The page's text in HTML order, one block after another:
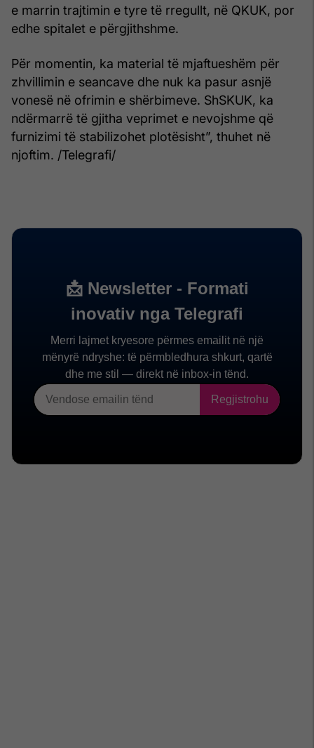
e marrin trajtimin e tyre të rregullt, në QKUK, por
edhe spitalet e përgjithshme.
Për momentin, ka material të mjaftueshëm për
zhvillimin e seancave dhe nuk ka pasur asnjë
vonesë në ofrimin e shërbimeve. ShSKUK, ka
ndërmarrë të gjitha veprimet e nevojshme që
furnizimi të stabilizohet plotësisht”, thuhet në
njoftim. /Telegrafi/